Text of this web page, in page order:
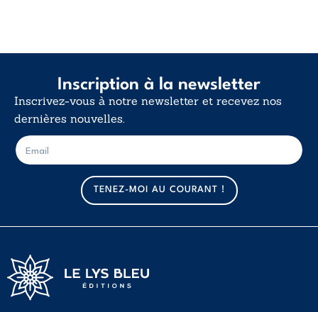
Inscription à la newsletter
Inscrivez-vous à notre newsletter et recevez nos
dernières nouvelles.
m
a
i
l
E
-
m
TENEZ-MOI AU COURANT !